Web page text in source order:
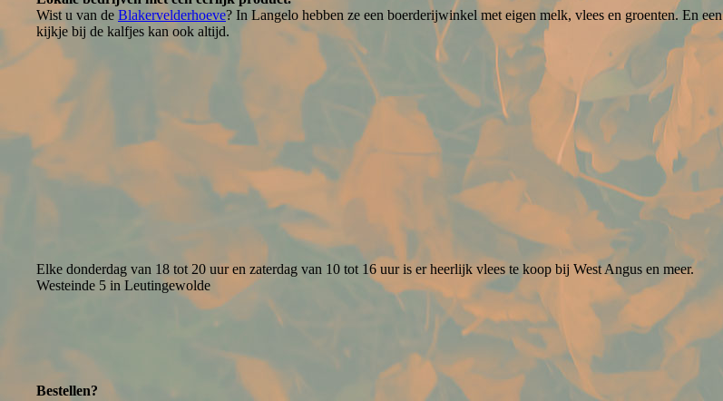
Wist u van de Blakervelderhoeve? In Langelo hebben ze een boerderijwinkel met eigen melk, vlees en groenten. En een
kijkje bij de kalfjes kan ook altijd.
Elke donderdag van 18 tot 20 uur en zaterdag van 10 tot 16 uur is er heerlijk vlees te koop bij West Angus en meer.
Westeinde 5 in Leutingewolde
Bestellen?